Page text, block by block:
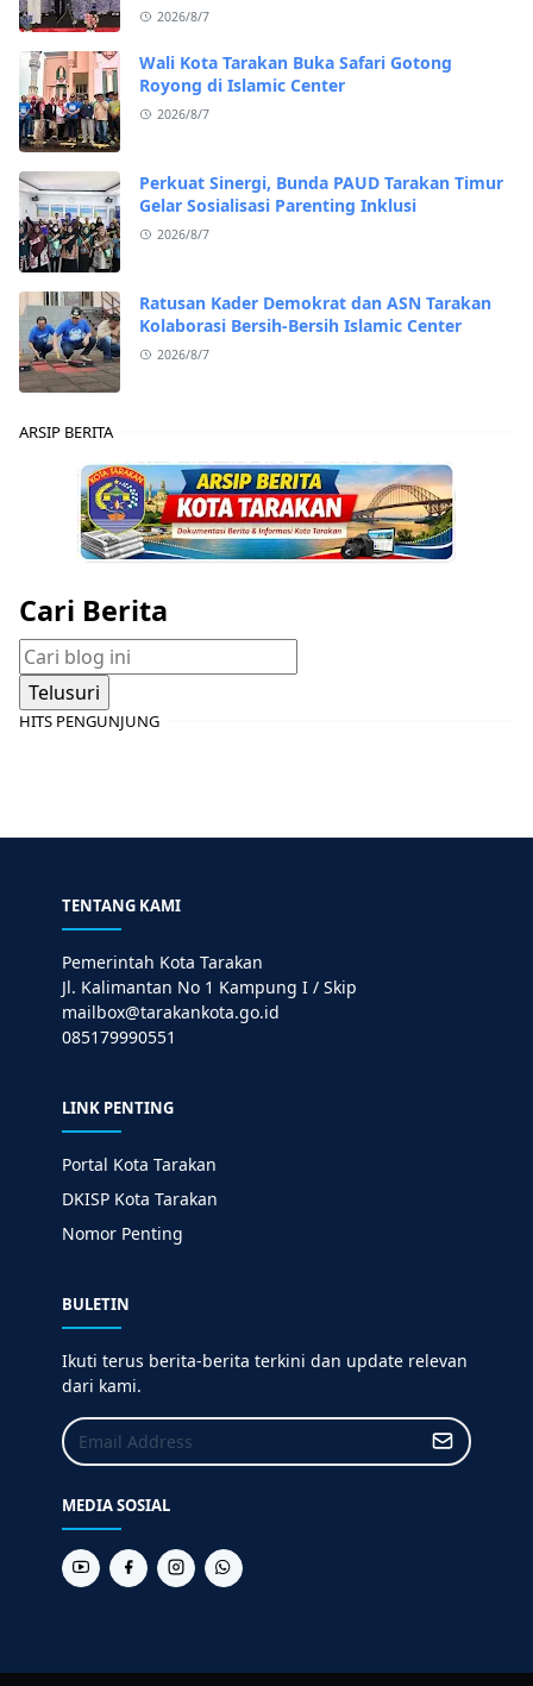
2026/8/7
Wali Kota Tarakan Buka Safari Gotong
Royong di Islamic Center
2026/8/7
Perkuat Sinergi, Bunda PAUD Tarakan Timur
Gelar Sosialisasi Parenting Inklusi
2026/8/7
Ratusan Kader Demokrat dan ASN Tarakan
Kolaborasi Bersih-Bersih Islamic Center
2026/8/7
ARSIP BERITA
Cari Berita
HITS PENGUNJUNG
TENTANG KAMI
Pemerintah Kota Tarakan
Jl. Kalimantan No 1 Kampung I / Skip
mailbox@tarakankota.go.id
085179990551
LINK PENTING
Portal Kota Tarakan
DKISP Kota Tarakan
Nomor Penting
BULETIN
Ikuti terus berita-berita terkini dan update relevan
dari kami.
MEDIA SOSIAL